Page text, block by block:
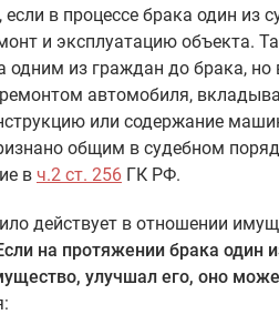
в процессе брака один из
и эксплуатацию объекта.
из граждан до брака, но
ремонтом автомобиля,
или содержание
общим в судебном
в ч.2 ст. 256 ГК РФ.
действует в отношении
на протяжении брака один
улучшал его, оно